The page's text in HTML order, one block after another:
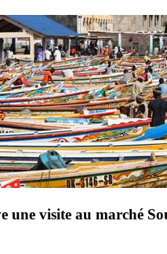
une visite au marché